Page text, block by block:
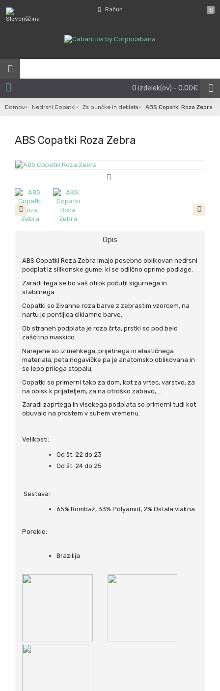
Račun €
0 izdelek(ov) - 0.00€
Domov Nedrsni Copatki Za punčke in dekleta ABS Copatki Roza Zebra
ABS Copatki Roza Zebra
Opis
ABS Copatki Roza Zebra imajo posebno oblikovan nedrsni
podplat iz silikonske gume, ki se odlično oprime podlage.
Zaradi tega se bo vaš otrok počutil sigurnega in
stabilnega.
Copatki so živahne roza barve z zebrastim vzorcem, na
nartu je pentljica ciklamne barve.
Ob straneh podplata je roza črta, prstki so pod belo
zaščitno maskico.
Narejene so iz mehkega, prijetnega in elastičnega
materiala, peta nogavičke pa je anatomsko oblikovana in
se lepo prilega stopalu.
Copatki so primerni tako za dom, kot za vrtec, varstvo, za
na obisk k prijateljem, za na otroško zabavo, ...
Zaradi zaprtega in visokega podplata so primerni tudi kot
obuvalo na prostem v suhem vremenu.
Velikosti:
Od št. 22 do 23
Od št. 24 do 25
Sestava:
65% Bombaž, 33% Polyamid, 2% Ostala vlakna
Poreklo:
Brazilija